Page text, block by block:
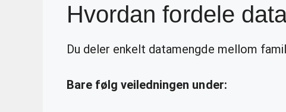
Hvordan fordele
Du deler enkelt datamengde mellom
Bare følg veiledningen under: